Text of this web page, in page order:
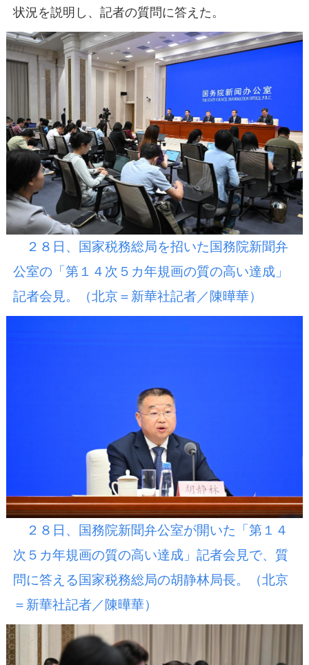
状況を説明し、記者の質問に答えた。
２８日、国家税務総局を招いた国務院新聞弁
公室の「第１４次５カ年規画の質の高い達成」
記者会見。（北京＝新華社記者／陳曄華）
２８日、国務院新聞弁公室が開いた「第１４
次５カ年規画の質の高い達成」記者会見で、質
問に答える国家税務総局の胡静林局長。（北京
＝新華社記者／陳曄華）